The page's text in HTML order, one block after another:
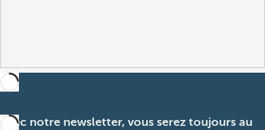
Avec notre newsletter, vous serez toujours au